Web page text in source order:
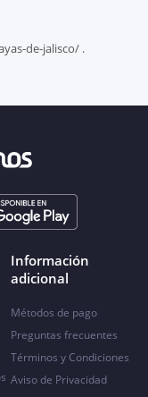
de-jalisco/ .
Información
adicional
Métodos de pago
Preguntas frecuentes
Términos y Condiciones
Aviso de Privacidad